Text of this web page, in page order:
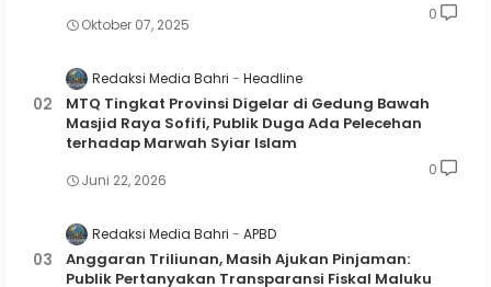
Oktober 07, 2025
0
Redaksi Media Bahri Headline
MTQ Tingkat Provinsi Digelar di Gedung Bawah
Masjid Raya Sofifi, Publik Duga Ada Pelecehan
terhadap Marwah Syiar Islam
Juni 22, 2026
0
Redaksi Media Bahri APBD
Anggaran Triliunan, Masih Ajukan Pinjaman:
Publik Pertanyakan Transparansi Fiskal Maluku